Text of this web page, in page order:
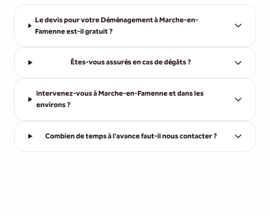
Le devis pour votre Déménagement à Marche-en-
Famenne est-il gratuit ?
Êtes-vous assurés en cas de dégâts ?
Intervenez-vous à Marche-en-Famenne et dans les
environs ?
Combien de temps à l'avance faut-il nous contacter ?